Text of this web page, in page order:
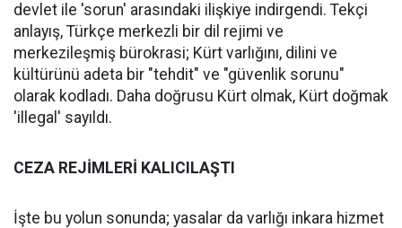
devlet ile 'sorun' arasındaki ilişkiye indirgendi. Tekçi
anlayış, Türkçe merkezli bir dil rejimi ve
merkezileşmiş bürokrasi; Kürt varlığını, dilini ve
kültürünü adeta bir "tehdit" ve "güvenlik sorunu"
olarak kodladı. Daha doğrusu Kürt olmak, Kürt doğmak
'illegal' sayıldı.
CEZA REJİMLERİ KALICILAŞTI
İşte bu yolun sonunda; yasalar da varlığı inkara hizmet